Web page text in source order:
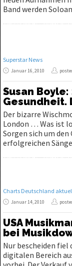
Band werden
Superstar News
Januar 16, 2010
Susan
Gesundheit.
Der bizarre
London … Was ist
Sorgen sich um
erfolgreichen
Charts Deutschland
Januar 14, 2010
USA
bei
Nur bescheiden fiel
digitalen Bereich